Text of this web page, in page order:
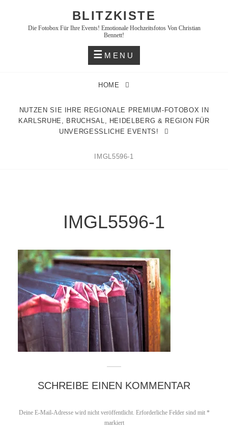
BLITZKISTE
Die Fotobox Für Ihre Events! Emotionale Hochzeitsfotos Von Christian
Bennett!
MENU
HOME
NUTZEN SIE IHRE REGIONALE PREMIUM-FOTOBOX IN
KARLSRUHE, BRUCHSAL, HEIDELBERG & REGION FÜR
UNVERGESSLICHE EVENTS!
IMGL5596-1
IMGL5596-1
SCHREIBE EINEN KOMMENTAR
Deine E-Mail-Adresse wird nicht veröffentlicht. Erforderliche Felder sind mit *
markiert